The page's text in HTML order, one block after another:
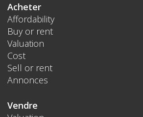
Acheter
Affordability
Buy or rent
Valuation
Cost
Sell or rent
Annonces
Vendre